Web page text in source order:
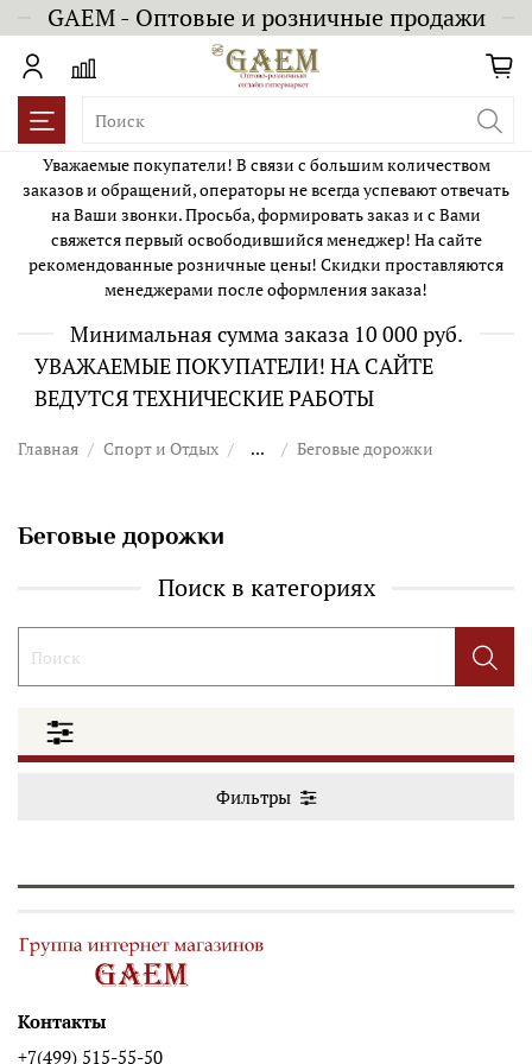
GAEM - Оптовые и розничные продажи
Уважаемые покупатели! В связи с большим количеством
заказов и обращений, операторы не всегда успевают отвечать
на Ваши звонки. Просьба, формировать заказ и с Вами
свяжется первый освободившийся менеджер! На сайте
рекомендованные розничные цены! Скидки проставляются
менеджерами после оформления заказа!
Минимальная сумма заказа 10 000 руб.
УВАЖАЕМЫЕ ПОКУПАТЕЛИ! НА САЙТЕ
ВЕДУТСЯ ТЕХНИЧЕСКИЕ РАБОТЫ
Главная Спорт и Отдых ... Беговые дорожки
Беговые дорожки
Поиск в категориях
Фильтры
Контакты
+7(499) 515-55-50